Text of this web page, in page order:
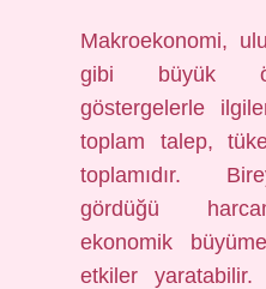
Makroekonomi,
gibi büyük
göstergelerle
toplam talep,
toplamıdır.
gördüğü
ekonomik
etkiler yaratabilir.